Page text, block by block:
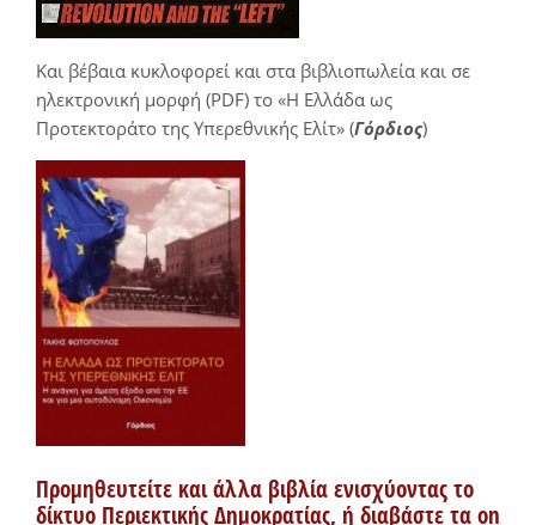
Και βέβαια κυκλοφορεί και στα βιβλιοπωλεία και σε
ηλεκτρονική μορφή (PDF) το «Η Ελλάδα ως
Προτεκτοράτο της Υπερεθνικής Ελίτ» (Γόρδιος)
Προμηθευτείτε και άλλα βιβλία ενισχύοντας το
δίκτυο Περιεκτικής Δημοκρατίας, ή διαβάστε τα on